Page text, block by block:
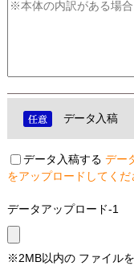
データ入稿
データ入稿する デー
をアップロードしてくだ
データアップロード-1
※2MB以内の ファイルを